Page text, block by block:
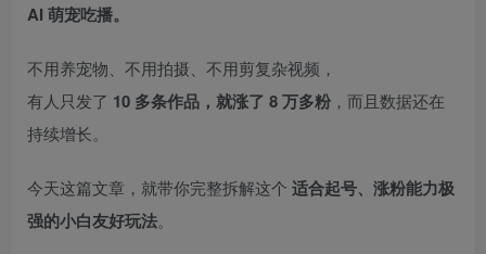
AI 萌宠吃播。
不用养宠物、不用拍摄、不用剪复杂视频，
有人只发了 10 多条作品，就涨了 8 万多粉 ，而且数据还在
持续增长。
今天这篇文章，就带你完整拆解这个 适合起号、涨粉能力极
强的小白友好玩法。